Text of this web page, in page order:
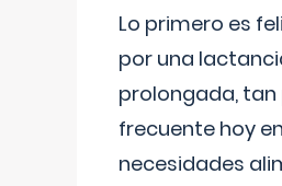
Lo primero es
por una
prolongada,
frecuente hoy
necesidades